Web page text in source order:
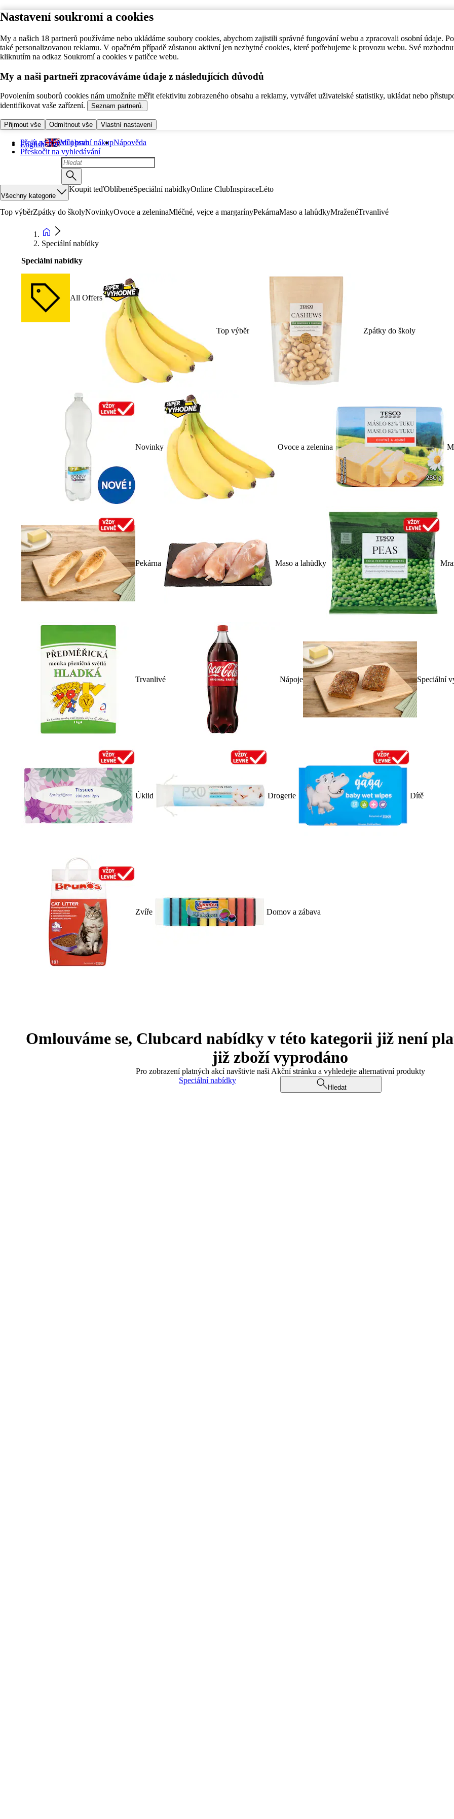
Nastavení soukromí a cookies
My a našich 18 partnerů používáme nebo ukládáme soubory cookies, abychom zajistili správné fungování webu a zpracovali osobní údaje.
také personalizovanou reklamu. V opačném případě zůstanou aktivní jen nezbytné cookies, které potřebujeme k provozu webu. Své
kliknutím na odkaz Soukromí a cookies v patičce webu.
My a naši partneři zpracováváme údaje z následujících důvodů
Povolením souborů cookies nám umožníte měřit efektivitu zobrazeného obsahu a reklamy, vytvářet uživatelské statistiky, ukládat nebo
identifikovat vaše zařízení.
Seznam partnerů.
Přijmout vše Odmítnout vše Vlastní nastavení
Přejít na hlavní obsah
Přeskočit na vyhledávání
English Můj první nákupNápověda
Všechny kategorie
Koupit teďOblíbenéSpeciální nabídkyOnline ClubInspiraceLéto
Top výběrZpátky do školyNovinkyOvoce a zeleninaMléčné, vejce a margarínyPekárnaMaso a lahůdkyMraženéTrvanlivé
Speciální nabídky
Speciální nabídky
All Offers
Top výběr Zpátky do školy
Novinky Ovoce a zelenina
Pekárna Maso a lahůdky
Trvanlivé Nápoje Speciální
Úklid Drogerie Dítě
Zvíře Domov a zábava
Omlouváme se, Clubcard nabídky v této kategorii již není
již zboží vyprodáno
Pro zobrazení platných akcí navštivte naši Akční stránku a vyhledejte alternativní produkty
Speciální nabídky
Hledat